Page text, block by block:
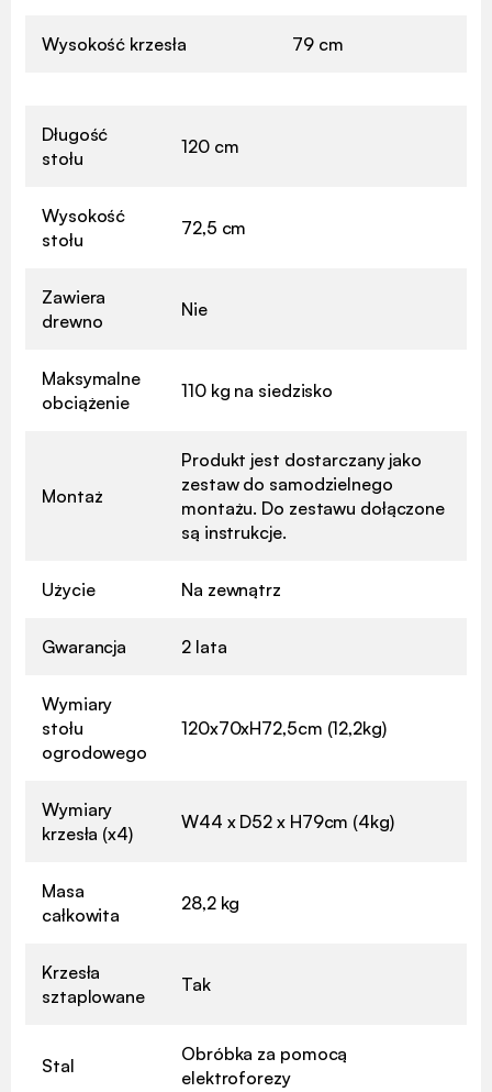
Wysokość krzesła 79 cm
Długość
stołu
120 cm
Wysokość
stołu
72,5 cm
Zawiera
drewno
Nie
Maksymalne
obciążenie
110 kg na siedzisko
Montaż
Produkt jest dostarczany jako
zestaw do samodzielnego
montażu. Do zestawu dołączone
są instrukcje.
Użycie Na zewnątrz
Gwarancja 2 lata
Wymiary
stołu
ogrodowego
120x70xH72,5cm (12,2kg)
Wymiary
krzesła (x4)
W44 x D52 x H79cm (4kg)
Masa
całkowita
28,2 kg
Krzesła
sztaplowane
Tak
Stal
Obróbka za pomocą
elektroforezy